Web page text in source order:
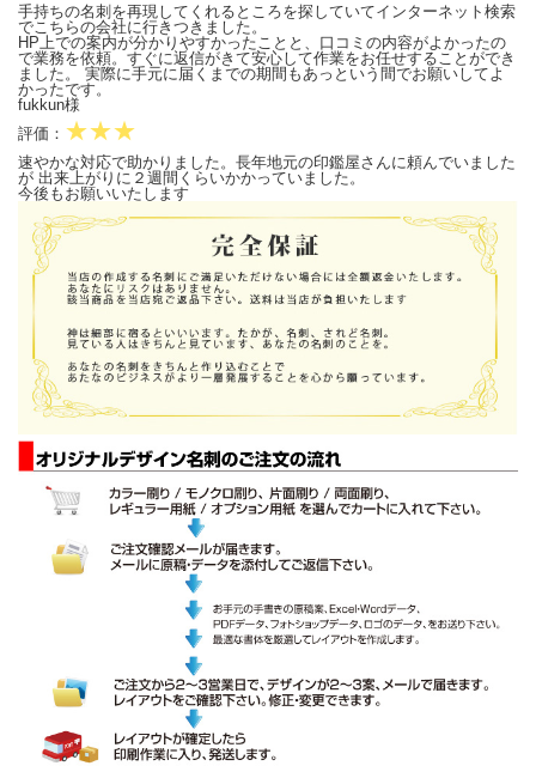
手持ちの名刺を再現してくれるところを探していてインターネット検索
でこちらの会社に行きつきました。
HP上での案内が分かりやすかったことと、口コミの内容がよかったの
で業務を依頼。すぐに返信がきて安心して作業をお任せすることができ
ました。 実際に手元に届くまでの期間もあっという間でお願いしてよ
かったです。
fukkun様
評価： ★★★
速やかな対応で助かりました。長年地元の印鑑屋さんに頼んでいました
が 出来上がりに２週間くらいかかっていました。
今後もお願いいたします